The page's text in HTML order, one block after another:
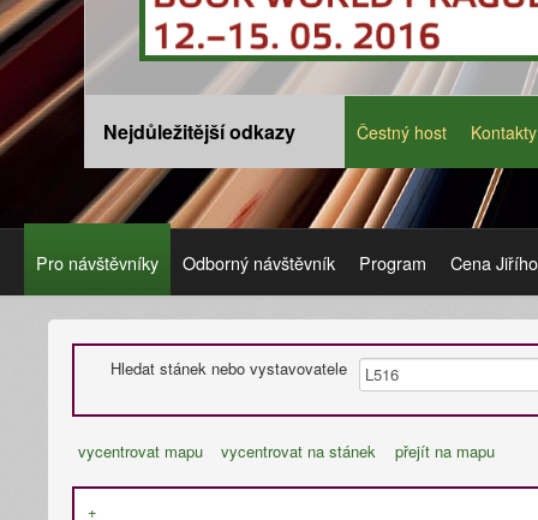
Nejdůležitější odkazy Čestný host Kontakty
Pro návštěvníky Odborný návštěvník Program Cena
Hledat stánek nebo vystavovatele
vycentrovat mapu vycentrovat na stánek přejít na mapu
+